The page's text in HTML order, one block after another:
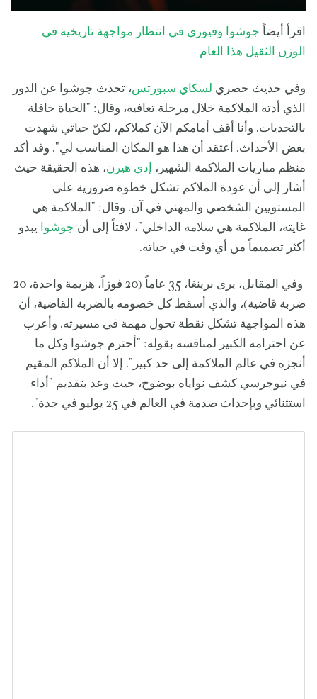
اقرأ أيضاً جوشوا وفيوري في انتظار مواجهة تاريخية في
الوزن الثقيل هذا العام
وفي حديث حصري لسكاي سبورتس، تحدث جوشوا عن الدور
الذي أدته الملاكمة خلال مرحلة تعافيه، وقال: "الحياة حافلة
بالتحديات. وأنا أقف أمامكم الآن كملاكم، لكنّ حياتي شهدت
بعض الأحداث. أعتقد أن هذا هو المكان المناسب لي". وقد أكد
منظم مباريات الملاكمة الشهير، إدي هيرن، هذه الحقيقة حيث
أشار إلى أن عودة الملاكم تشكل خطوة ضرورية على
المستويين الشخصي والمهني في آن. وقال: "الملاكمة هي
غايته، الملاكمة هي سلامه الداخلي"، لافتاً إلى أن جوشوا
يبدو
أكثر تصميماً من أي وقت في حياته.
وفي المقابل، يرى برينغا، 35 عاماً (20 فوزاً، هزيمة واحدة، 20
ضربة قاضية)، والذي أسقط كل خصومه بالضربة القاضية، أن
هذه المواجهة تشكل نقطة تحول مهمة في مسيرته. وأعرب
عن احترامه الكبير لمنافسه بقوله: "أحترم جوشوا وكل ما
أنجزه في عالم الملاكمة إلى حد كبير". إلا أن الملاكم المقيم
في نيوجرسي كشف نواياه بوضوح، حيث وعد بتقديم "أداء
استثنائي وبإحداث صدمة في العالم في 25 يوليو في جدة".